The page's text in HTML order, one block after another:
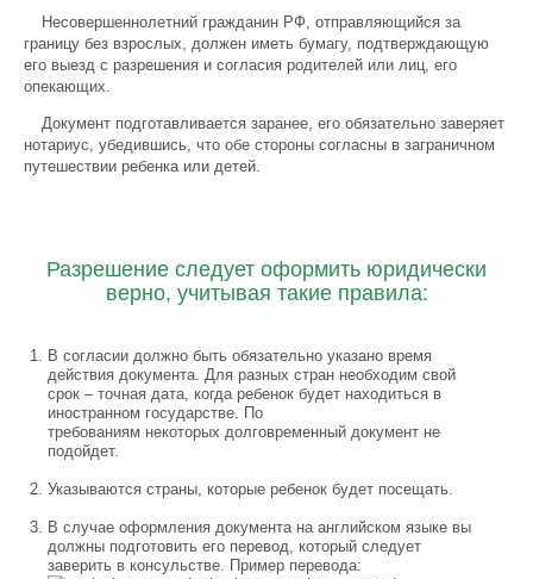
Несовершеннолетний гражданин РФ, отправляющийся за
границу без взрослых, должен иметь бумагу, подтверждающую
его выезд с разрешения и согласия родителей или лиц, его
опекающих.
Документ подготавливается заранее, его обязательно заверяет
нотариус, убедившись, что обе стороны согласны в заграничном
путешествии ребенка или детей.
Разрешение следует оформить юридически
верно, учитывая такие правила:
В согласии должно быть обязательно указано время
действия документа. Для разных стран необходим свой
срок – точная дата, когда ребенок будет находиться в
иностранном государстве. По
требованиям некоторых долговременный документ не
подойдет.
Указываются страны, которые ребенок будет посещать.
В случае оформления документа на английском языке вы
должны подготовить его перевод, который следует
заверить в консульстве. Пример перевода: